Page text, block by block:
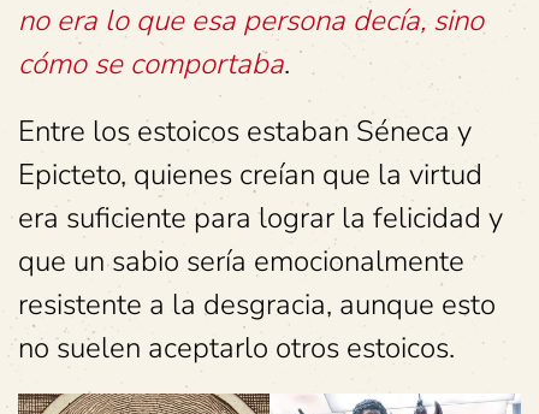
no era lo que esa persona decía, sino
cómo se comportaba.
Entre los estoicos estaban Séneca y
Epicteto, quienes creían que la virtud
era suficiente para lograr la felicidad y
que un sabio sería emocionalmente
resistente a la desgracia, aunque esto
no suelen aceptarlo otros estoicos.